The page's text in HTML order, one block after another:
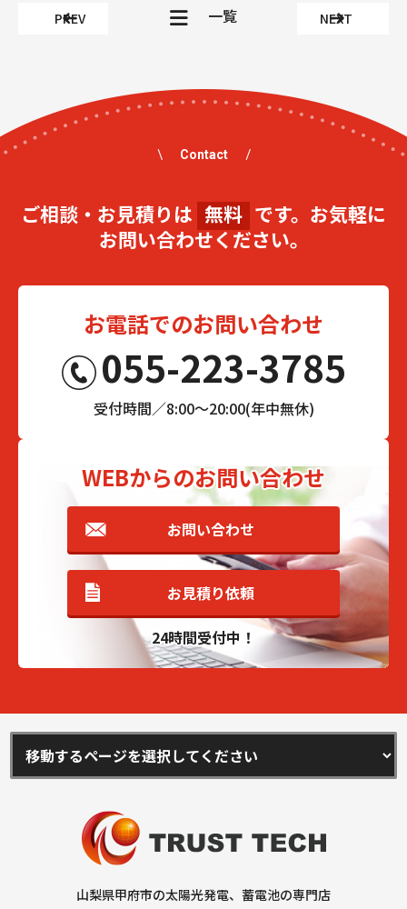
PREV 一覧 NEXT
Contact
ご相談・お見積りは 無料 です。お気軽に
お問い合わせください。
お電話でのお問い合わせ
055-223-3785
受付時間／8:00～20:00(年中無休)
WEBからのお問い合わせ
お問い合わせ
お見積り依頼
24時間受付中！
山梨県甲府市の太陽光発電、蓄電池の専門店